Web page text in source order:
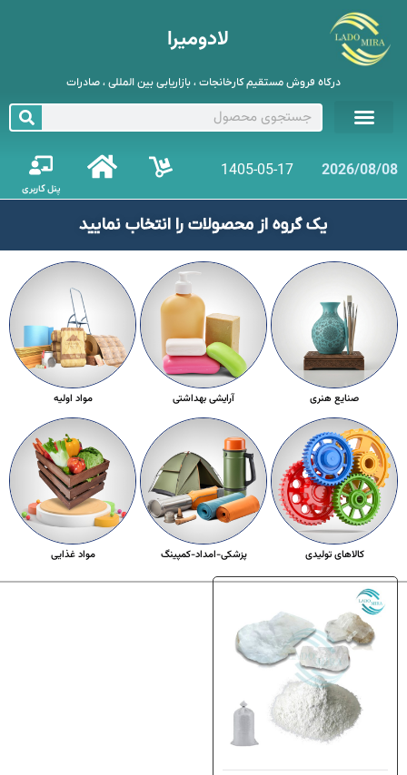
لادومیرا
درگاه فروش مستقیم کارخانجات ، بازاریابی بین المللی ، صادرات
2026/08/08
1405-05-17
پنل کاربری
یک گروه از محصولات را انتخاب نمایید
صنایع هنری آرایشی بهداشتی مواد اولیه
کالاهای تولیدی پزشکی-امداد-کمپینگ مواد غذایی